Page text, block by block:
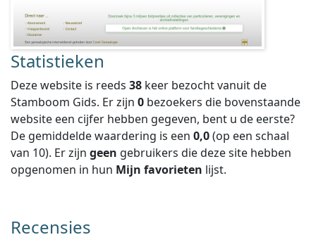
Statistieken
Deze website is reeds 38 keer bezocht vanuit de
Stamboom Gids. Er zijn 0 bezoekers die bovenstaande
website een cijfer hebben gegeven, bent u de eerste?
De gemiddelde waardering is een 0,0(op een schaal
van 10). Er zijn geen gebruikers die deze site hebben
opgenomen in hun Mijn favorieten lijst.
Recensies